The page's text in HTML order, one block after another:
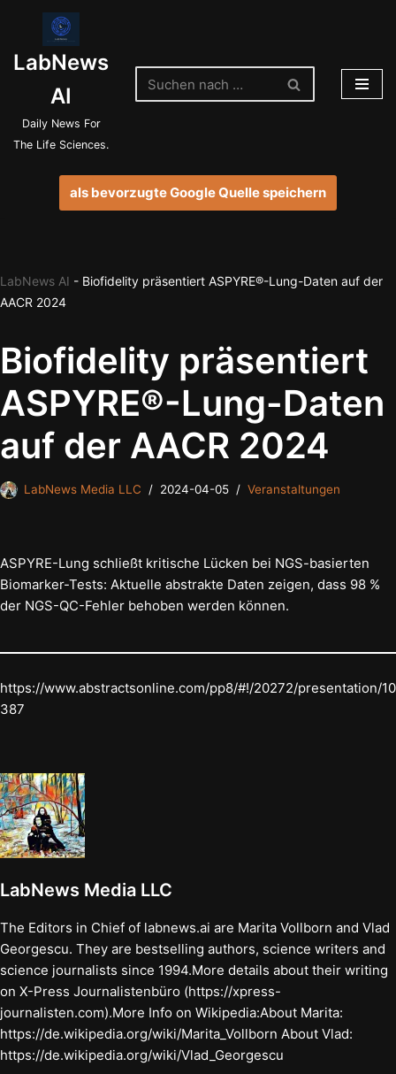
Inhalt
springen
LabNews
AI
Daily News For
The Life Sciences.
als bevorzugte Google Quelle speichern
LabNews AI - Biofidelity präsentiert ASPYRE®-Lung-Daten auf der
AACR 2024
Biofidelity präsentiert
ASPYRE®-Lung-Daten
auf der AACR 2024
LabNews Media LLC 2024-04-05 Veranstaltungen
ASPYRE-Lung schließt kritische Lücken bei NGS-basierten
Biomarker-Tests: Aktuelle abstrakte Daten zeigen, dass 98 %
der NGS-QC-Fehler behoben werden können.
https://www.abstractsonline.com/pp8/#!/20272/presentation/10
387
LabNews Media LLC
The Editors in Chief of labnews.ai are Marita Vollborn and Vlad
Georgescu. They are bestselling authors, science writers and
science journalists since 1994.More details about their writing
on X-Press Journalistenbüro (https://xpress-
journalisten.com).More Info on Wikipedia:About Marita:
https://de.wikipedia.org/wiki/Marita_Vollborn About Vlad:
https://de.wikipedia.org/wiki/Vlad_Georgescu